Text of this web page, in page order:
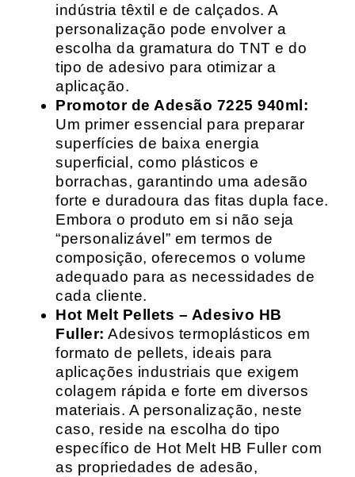
indústria têxtil e de calçados. A
personalização pode envolver a
escolha da gramatura do TNT e do
tipo de adesivo para otimizar a
aplicação.
Promotor de Adesão 7225 940ml:
Um primer essencial para preparar
superfícies de baixa energia
superficial, como plásticos e
borrachas, garantindo uma adesão
forte e duradoura das fitas dupla face.
Embora o produto em si não seja
“personalizável” em termos de
composição, oferecemos o volume
adequado para as necessidades de
cada cliente.
Hot Melt Pellets – Adesivo HB
Fuller: Adesivos termoplásticos em
formato de pellets, ideais para
aplicações industriais que exigem
colagem rápida e forte em diversos
materiais. A personalização, neste
caso, reside na escolha do tipo
específico de Hot Melt HB Fuller com
as propriedades de adesão,